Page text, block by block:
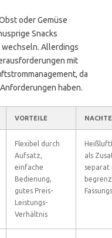
oder Gemüse
Snacks
Allerdings
mit
da
haben.
VORTEILE
Flexibel durch
Aufsatz,
einfache
Bedienung,
gutes Preis-
Leistungs-
Verhältnis
als
separat